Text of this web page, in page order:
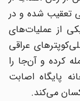
شده و در
از عملیات‌های
عراقی
کرده و آن‌جا را
پایگاه اصابت
می‌کند.